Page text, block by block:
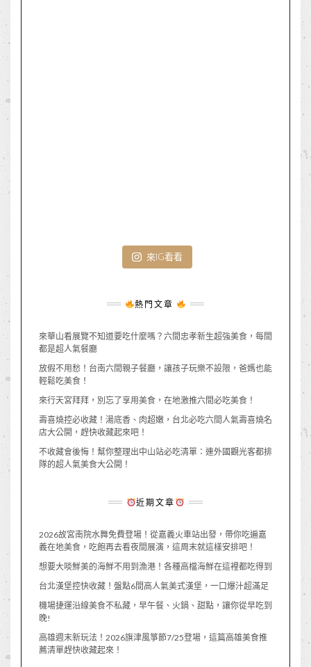
來IG看看
熱門文章
來華山看展覽不知道要吃什麼嗎？六間忠孝新生超強美食，每間
都是超人氣餐廳
放假不用愁！台南六間親子餐廳，讓孩子玩樂不設限，爸媽也能
輕鬆吃美食！
來行天宮拜拜，別忘了享用美食，在地激推六間必吃美食！
壽喜燒控必收藏！湯底香、肉超嫩，台北必吃六間人氣壽喜燒名
店大公開，趕快收藏起來吧！
不收藏會後悔！幫你整理出中山站必吃清單：連外國觀光客都排
隊的超人氣美食大公開！
近期文章
2026故宮南院水舞免費登場！從嘉義火車站出發，帶你吃遍嘉
義在地美食，吃飽再去看夜間展演，這周末就這樣安排吧！
想要大啖鮮美的海鮮不用到漁港！各種高檔海鮮在這裡都吃得到
台北漢堡控快收藏！盤點6間高人氣美式漢堡，一口爆汁超滿足
機場捷運沿線美食不私藏，早午餐、火鍋、甜點，讓你從早吃到
晚!
高雄週末新玩法！2026旗津風箏節7/25登場，這篇高雄美食推
薦清單趕快收藏起來！